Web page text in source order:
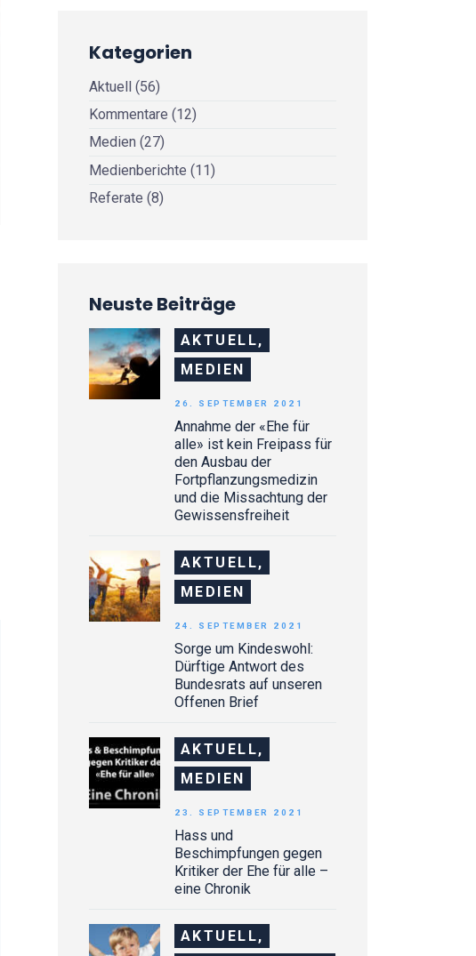
Kategorien
Aktuell (56)
Kommentare (12)
Medien (27)
Medienberichte (11)
Referate (8)
Neuste Beiträge
AKTUELL,
MEDIEN
Annahme der «Ehe für
alle» ist kein Freipass für
den Ausbau der
Fortpflanzungsmedizin
und die Missachtung der
Gewissensfreiheit
26. SEPTEMBER 2021
AKTUELL,
MEDIEN
Sorge um Kindeswohl:
Dürftige Antwort des
Bundesrats auf unseren
Offenen Brief
24. SEPTEMBER 2021
AKTUELL,
MEDIEN
Hass und
Beschimpfungen gegen
Kritiker der Ehe für alle –
eine Chronik
23. SEPTEMBER 2021
AKTUELL,